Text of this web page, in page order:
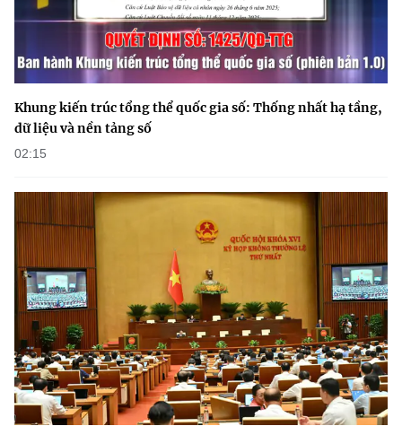
Điện thoại: 024 3936 9506
stc@mst.gov.vn
©2026 Bản quyền thuộc Bộ Khoa Học và Công Nghệ
(Ghi rõ nguồn "https://mst.gov.vn" khi phát hành lại thông tin từ
website này)
Khung kiến trúc tổng thể quốc gia số: Thống nhất hạ tầng,
dữ liệu và nền tảng số
02:15